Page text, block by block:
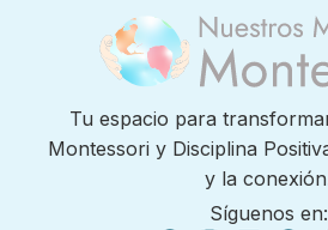
Tu espacio para
Montessori y Disciplina
y la
Síguenos en: